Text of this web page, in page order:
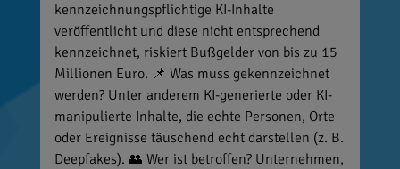
kennzeichnungspflichtige KI-Inhalte
veröffentlicht und diese nicht entsprechend
kennzeichnet, riskiert Bußgelder von bis zu 15
Millionen Euro. 📌 Was muss gekennzeichnet
werden? Unter anderem KI-generierte oder KI-
manipulierte Inhalte, die echte Personen, Orte
oder Ereignisse täuschend echt darstellen (z. B.
Deepfakes). 👥 Wer ist betroffen? Unternehmen,